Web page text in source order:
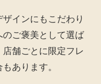
インにもこだわり
ご褒美として選ば
舗ごとに限定フレ
あります。